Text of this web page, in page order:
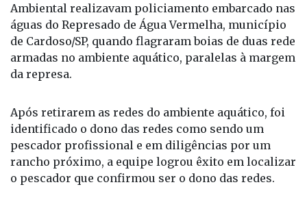
Ambiental realizavam policiamento embarcado nas
águas do Represado de Água Vermelha, município
de Cardoso/SP, quando flagraram boias de duas rede
armadas no ambiente aquático, paralelas à margem
da represa.
Após retirarem as redes do ambiente aquático, foi
identificado o dono das redes como sendo um
pescador profissional e em diligências por um
rancho próximo, a equipe logrou êxito em localizar
o pescador que confirmou ser o dono das redes.